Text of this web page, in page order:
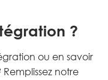
?
ou en savoir
notre